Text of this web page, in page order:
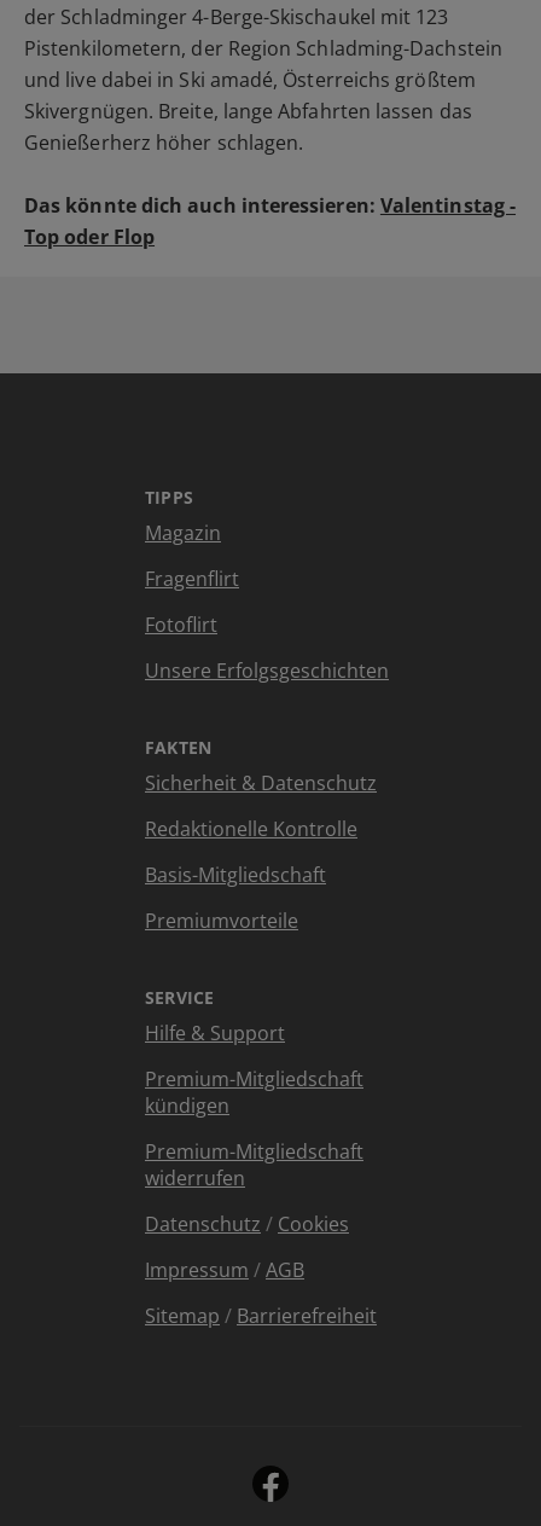
der Schladminger 4-Berge-Skischaukel mit 123
Pistenkilometern, der Region Schladming-Dachstein
und live dabei in Ski amadé, Österreichs größtem
Skivergnügen. Breite, lange Abfahrten lassen das
Genießerherz höher schlagen.
Das könnte dich auch interessieren: Valentinstag -
Top oder Flop
TIPPS
Magazin
Fragenflirt
Fotoflirt
Unsere Erfolgsgeschichten
FAKTEN
Sicherheit & Datenschutz
Redaktionelle Kontrolle
Basis-Mitgliedschaft
Premiumvorteile
SERVICE
Hilfe & Support
Premium-Mitgliedschaft
kündigen
Premium-Mitgliedschaft
widerrufen
Datenschutz / Cookies
Impressum /AGB
Sitemap / Barrierefreiheit